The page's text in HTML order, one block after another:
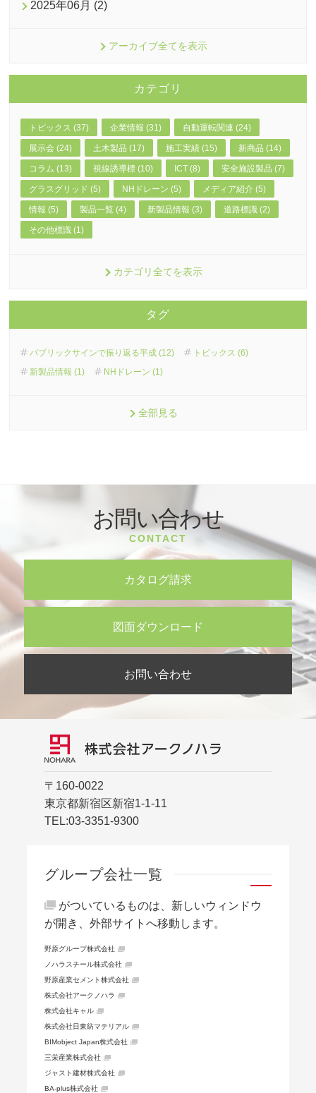
2025年06月 (2)
アーカイブ全てを表示
カテゴリ
トピックス (37) 企業情報 (31) 自動運転関連 (24)
展示会 (24) 土木製品 (17) 施工実績 (15) 新商品 (14)
コラム (13) 視線誘導標 (10) ICT (8) 安全施設製品 (7)
グラスグリッド (5) NHドレーン (5) メディア紹介 (5)
情報 (5) 製品一覧 (4) 新製品情報 (3) 道路標識 (2)
その他標識 (1)
カテゴリ全てを表示
タグ
パブリックサインで振り返る平成 (12)
トピックス (6)
新製品情報 (1)
NHドレーン (1)
全部見る
お問い合わせ
CONTACT
カタログ請求
図面ダウンロード
お問い合わせ
〒160-0022
東京都新宿区新宿1-1-11
TEL:03-3351-9300
グループ会社一覧
がついているものは、新しいウィンドウ
が開き、外部サイトへ移動します。
野原グループ株式会社
ノハラスチール株式会社
野原産業セメント株式会社
株式会社アークノハラ
株式会社キャル
株式会社日東紡マテリアル
BIMobject Japan株式会社
三栄産業株式会社
ジャスト建材株式会社
BA-plus株式会社